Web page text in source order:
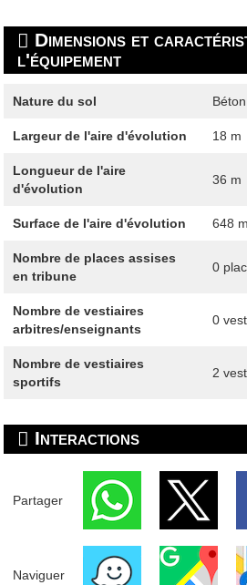
Dimensions et
l'équipement
Nature du sol Béton
Largeur de l'aire d'évolution 18 m
Longueur de l'aire
d'évolution
36 m
Surface de l'aire d'évolution 648
Nombre de places assises
en tribune
0
Nombre de vestiaires
arbitres/enseignants
0
Nombre de vestiaires
sportifs
2
Interactions
Partager
Naviguer